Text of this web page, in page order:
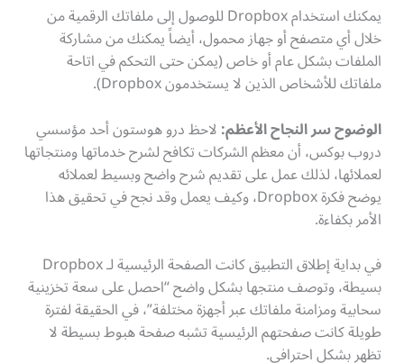
يمكنك استخدام Dropbox للوصول إلى ملفاتك الرقمية من
خلال أي متصفح أو جهاز محمول، أيضاً يمكنك من مشاركة
الملفات بشكل عام أو خاص (يمكن حتى التحكم في اتاحة
ملفاتك للأشخاص الذين لا يستخدمون Dropbox).
الوضوح سر النجاح الأعظم:لاحظ درو هوستون أحد مؤسسي
دروب بوكس، أن معظم الشركات تكافح لشرح خدماتها ومنتجاتها
لعملائها، لذلك عمل على تقديم شرح واضح وبسيط لعملائه
يوضح فكرة Dropbox، وكيف يعمل وقد نجح في تحقيق هذا
الأمر بكفاءة.
في بداية إطلاق التطبيق كانت الصفحة الرئيسية لـ Dropbox
بسيطة، وتوصف منتجها بشكل واضح “احصل على سعة تخزينية
سحابية ومزامنة ملفاتك عبر أجهزة مختلفة”، في الحقيقة لفترة
طويلة كانت صفحتهم الرئيسية تشبه صفحة هبوط بسيطة لا
تظهر بشكل احترافي.